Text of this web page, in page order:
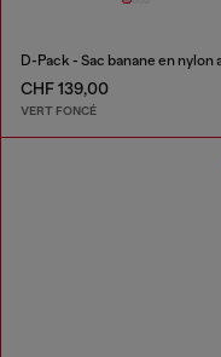
CHF 139,00
VERT FONCÉ